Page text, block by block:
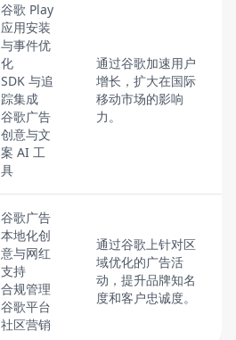
谷歌 Play
应用安装
与事件优
化
SDK 与追
踪集成
谷歌广告
创意与文
案 AI 工
具
通过谷歌加速用户
增长，扩大在国际
移动市场的影响
力。
谷歌广告
本地化创
意与网红
支持
合规管理
谷歌平台
社区营销
通过谷歌上针对区
域优化的广告活
动，提升品牌知名
度和客户忠诚度。